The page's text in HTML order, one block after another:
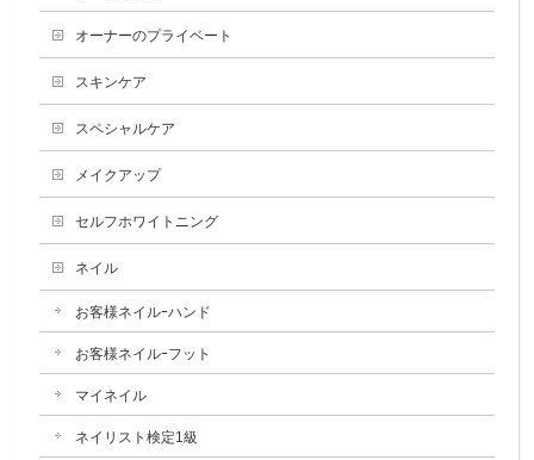
オーナーのプライベート
スキンケア
スペシャルケア
メイクアップ
セルフホワイトニング
ネイル
お客様ネイルｰハンド
お客様ネイルｰフット
マイネイル
ネイリスト検定1級